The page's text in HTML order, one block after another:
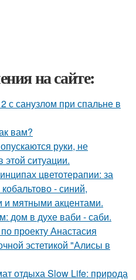
на сайте:
с санузлом при спальне в
вам?
руки, не
ситуации.
цветотерапии: за
- синий,
мятными акцентами.
дом в духе ваби - саби.
проекту Анастасия
эстетикой "Алисы в
отдыха Slow Life: природа